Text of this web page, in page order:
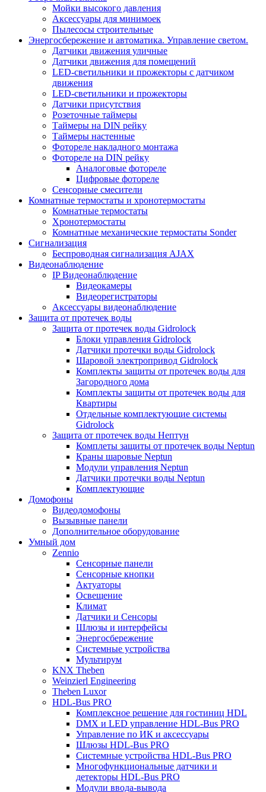
Мойки высокого давления
Аксессуары для минимоек
Пылесосы строительные
Энергосбережение и автоматика. Управление светом.
Датчики движения уличные
Датчики движения для помещений
LED-светильники и прожекторы с датчиком
движения
LED-светильники и прожекторы
Датчики присутствия
Розеточные таймеры
Таймеры на DIN рейку
Таймеры настенные
Фотореле накладного монтажа
Фотореле на DIN рейку
Аналоговые фотореле
Цифровые фотореле
Сенсорные смесители
Комнатные термостаты и хронотермостаты
Комнатные термостаты
Хронотермостаты
Комнатные механические термостаты Sonder
Сигнализация
Беспроводная сигнализация AJAX
Видеонаблюдение
IP Видеонаблюдение
Видеокамеры
Видеорегистраторы
Аксессуары видеонаблюдение
Защита от протечек воды
Защита от протечек воды Gidrolock
Блоки управления Gidrolock
Датчики протечки воды Gidrolock
Шаровой электропривод Gidrolock
Комплекты защиты от протечек воды для
Загородного дома
Комплекты защиты от протечек воды для
Квартиры
Отдельные комплектующие системы
Gidrolock
Защита от протечек воды Нептун
Комплеты защиты от протечек воды Neptun
Краны шаровые Neptun
Модули управления Neptun
Датчики протечки воды Neptun
Комплектующие
Домофоны
Видеодомофоны
Вызывные панели
Дополнительное оборудование
Умный дом
Zennio
Сенсорные панели
Сенсорные кнопки
Актуаторы
Освещение
Климат
Датчики и Сенсоры
Шлюзы и интерфейсы
Энергосбережение
Системные устройства
Мультирум
KNX Theben
Weinzierl Engineering
Theben Luxor
HDL-Bus PRO
Комплексное решение для гостиниц HDL
DMX и LED управление HDL-Bus PRO
Управление по ИК и аксессуары
Шлюзы HDL-Bus PRO
Системные устройства HDL-Bus PRO
Многофункциональные датчики и
детекторы HDL-Bus PRO
Модули ввода-вывода